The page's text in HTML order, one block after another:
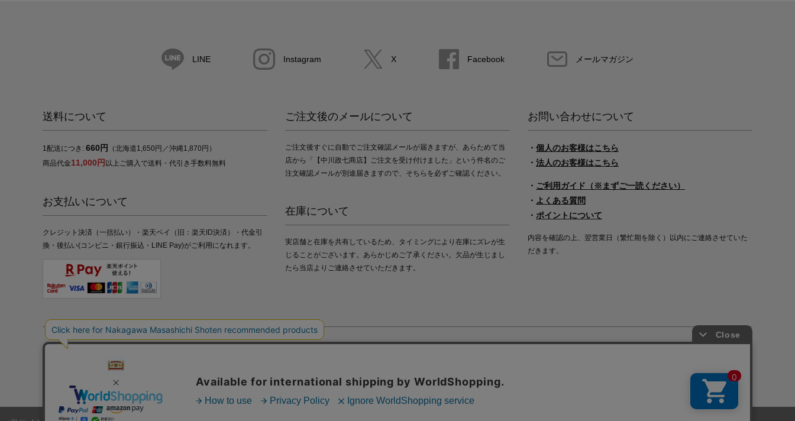
LINE Instagram X Facebook メールマガジン
送料について
1配送につき: 660円
（北海道1,650円／沖縄1,870円）
商品代金11,000円 以上ご購入で送料・代引き手数料無料
お支払いについて
クレジット決済（一括払い）・楽天ペイ（旧：楽天ID決済）・代金引
換・後払い(コンビニ・銀行振込・LINE Pay)がご利用になれます。
ご注文後のメールについて
ご注文後すぐに自動でご注文確認メールが届きますが、あらためて当
店から「【中川政七商店】ご注文を受け付けました」という件名のご
注文確認メールが別途届きますので、そちらを必ずご確認ください。
在庫について
実店舗と在庫を共有しているため、タイミングにより在庫にズレが生
じることがございます。あらかじめご了承ください。欠品が生じまし
たら当店よりご連絡させていただきます。
お問い合わせについて
・ 個人のお客様はこちら
・ 法人のお客様はこちら
・ ご利用ガイド（※まずご一読ください）
・ よくある質問
・ ポイントについて
内容を確認の上、翌営業日（繁忙期を除く）以内にご連絡させていた
だきます。
プライバシーポリシー